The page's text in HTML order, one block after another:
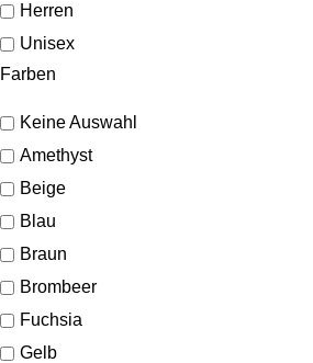
Herren
Unisex
Farben
Keine Auswahl
Amethyst
Beige
Blau
Braun
Brombeer
Fuchsia
Gelb